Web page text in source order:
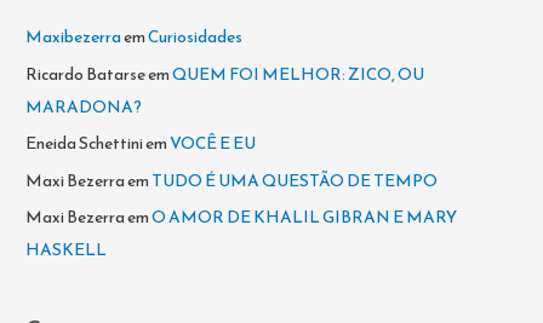
MaxibezerraemCuriosidades
Ricardo BatarseemQUEM FOI MELHOR: ZICO, OU
MARADONA?
Eneida SchettiniemVOCÊ E EU
Maxi Bezerraem TUDO É UMA QUESTÃO DE TEMPO
Maxi BezerraemO AMOR DE KHALIL GIBRAN E MARY
HASKELL